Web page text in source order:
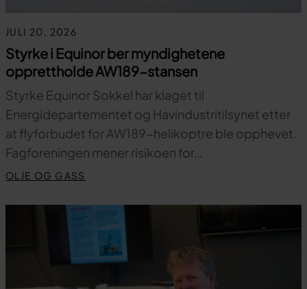
JULI 20, 2026
Styrke i Equinor ber myndighetene
opprettholde AW189-stansen
Styrke Equinor Sokkel har klaget til
Energidepartementet og Havindustritilsynet etter
at flyforbudet for AW189-helikoptre ble opphevet.
Fagforeningen mener risikoen for…
OLJE OG GASS